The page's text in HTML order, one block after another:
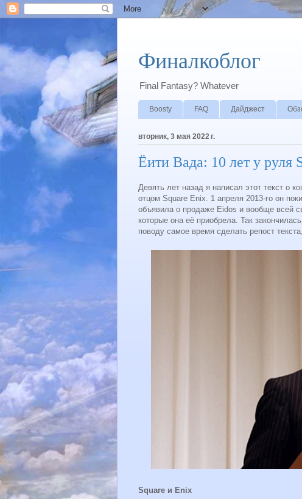
Финалкоблог
Final Fantasy? Whatever
Boosty FAQ Дайджест
вторник, 3 мая 2022 г.
Ёити Вада: 10 лет у руля
Девять лет назад я написал этот текст о
отцом Square Enix. 1 апреля 2013-го он
объявила о продаже Eidos и вообще всей
которые она её приобрела. Так
поводу самое время сделать репост
Square и Enix